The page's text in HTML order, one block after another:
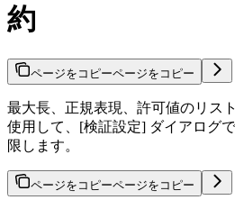
約
ページをコピーページをコピー
最大長、正規表現、許可値のリス
使用して、[検証設定] ダイアログ
限します。
ページをコピーページをコピー